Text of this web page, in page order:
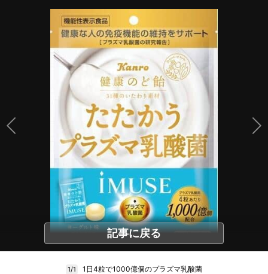
記事に戻る
1/1 1日4粒で1000億個のプラズマ乳酸菌